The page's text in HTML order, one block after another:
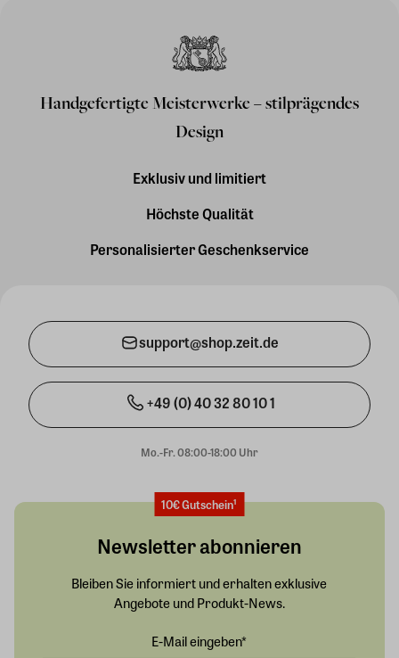
Handgefertigte Meisterwerke – stilprägendes
Design
Exklusiv und limitiert
Höchste Qualität
Personalisierter Geschenkservice
support@shop.zeit.de
+49 (0) 40 32 80 10 1
Mo.-Fr. 08:00-18:00 Uhr
10€ Gutschein¹
Newsletter abonnieren
Bleiben Sie informiert und erhalten exklusive
Angebote und Produkt-News.